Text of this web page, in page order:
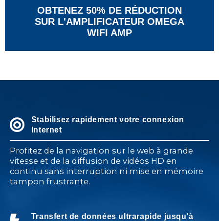
OBTENEZ 50% DE RÉDUCTION
SUR L'AMPLIFICATEUR OMEGA
WIFI AMP
Stabilisez rapidement votre connexion
Internet
Profitez de la navigation sur le web à grande
vitesse et de la diffusion de vidéos HD en
continu sans interruption ni mise en mémoire
tampon frustrante.
Transfert de données ultrarapide jusqu'à